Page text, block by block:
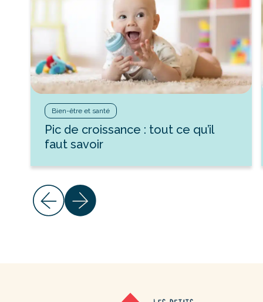
Bien-être et santé
Pic de croissance : tout ce qu’il
faut savoir